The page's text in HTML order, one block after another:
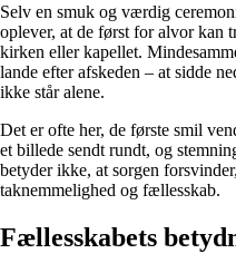
Selv en smuk og værdig
oplever, at de først for alvor kan
kirken eller kapellet.
lande efter afskeden – at sidde
ikke står alene.
Det er ofte her, de første smil
et billede sendt rundt, og
betyder ikke, at sorgen
taknemmelighed og fællesskab.
Fællesskabets